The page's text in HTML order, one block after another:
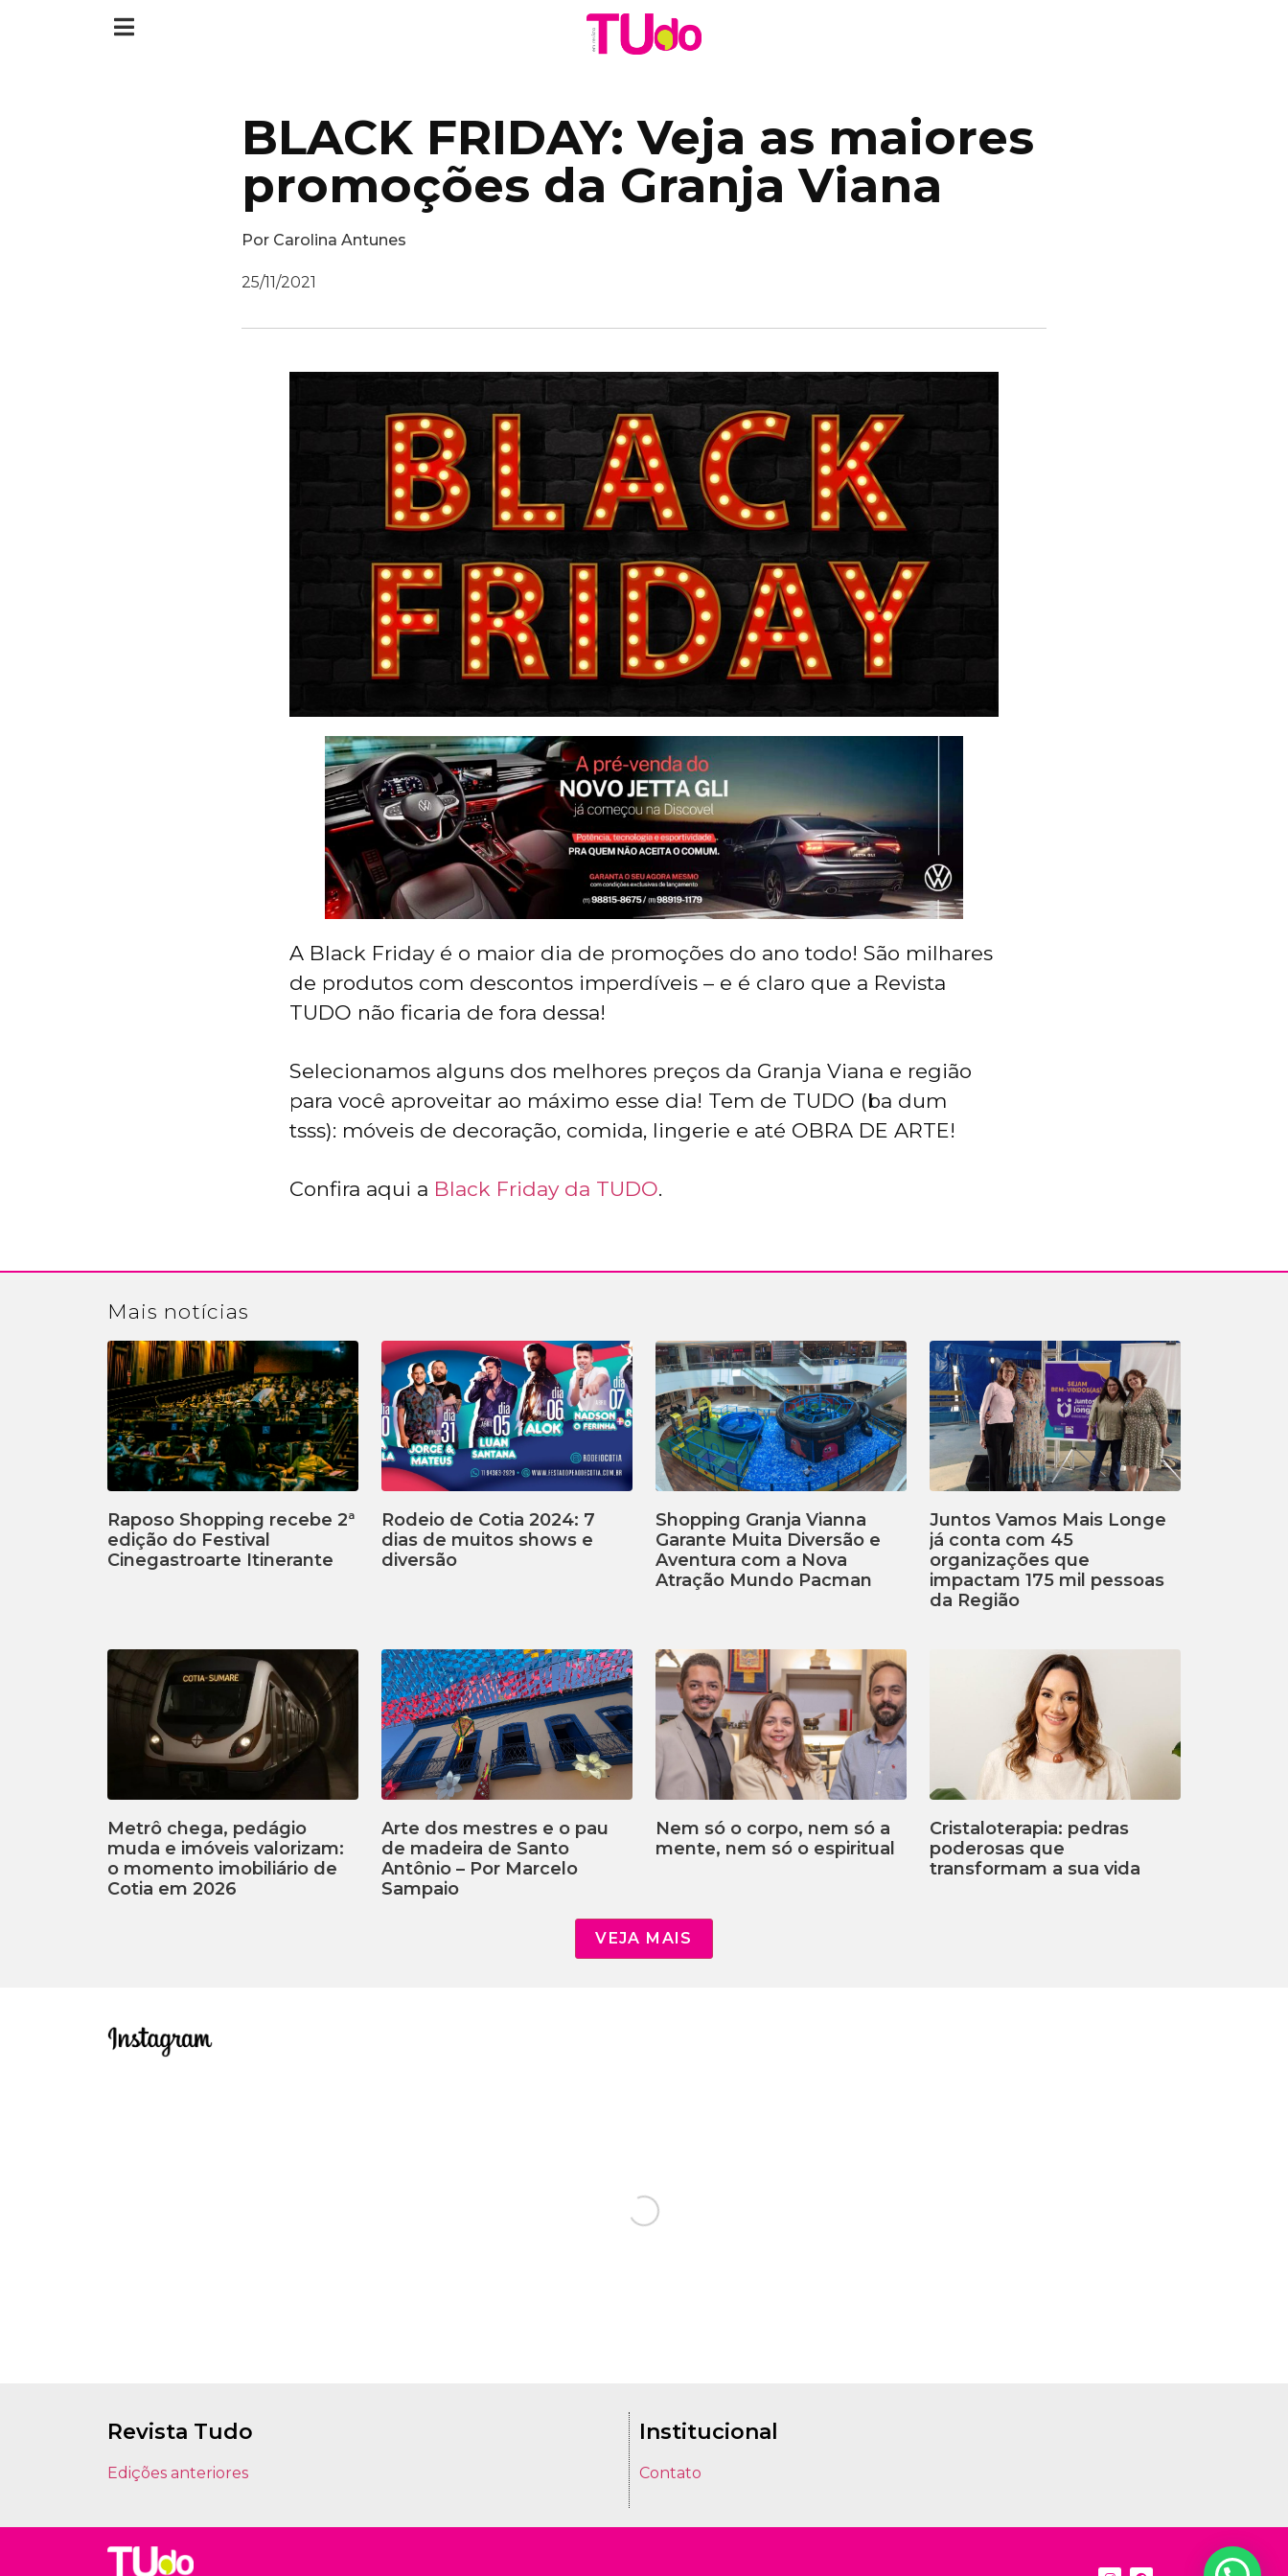
BLACK FRIDAY: Veja as maiores
promoções da Granja Viana
Por Carolina Antunes
25/11/2021
A Black Friday é o maior dia de promoções do ano todo! São milhares
de produtos com descontos imperdíveis – e é claro que a Revista
TUDO não ficaria de fora dessa!
Selecionamos alguns dos melhores preços da Granja Viana e região
para você aproveitar ao máximo esse dia! Tem de TUDO (ba dum
tsss): móveis de decoração, comida, lingerie e até OBRA DE ARTE!
Confira aqui a Black Friday da TUDO.
Mais notícias
Raposo Shopping recebe 2ª
edição do Festival
Cinegastroarte Itinerante
Rodeio de Cotia 2024: 7
dias de muitos shows e
diversão
Shopping Granja Vianna
Garante Muita Diversão e
Aventura com a Nova
Atração Mundo Pacman
Juntos Vamos Mais Longe
já conta com 45
organizações que
impactam 175 mil pessoas
da Região
Metrô chega, pedágio
muda e imóveis valorizam:
o momento imobiliário de
Cotia em 2026
Arte dos mestres e o pau
de madeira de Santo
Antônio – Por Marcelo
Sampaio
Nem só o corpo, nem só a
mente, nem só o espiritual
Cristaloterapia: pedras
poderosas que
transformam a sua vida
VEJA MAIS
Revista Tudo
Edições anteriores
Institucional
Contato